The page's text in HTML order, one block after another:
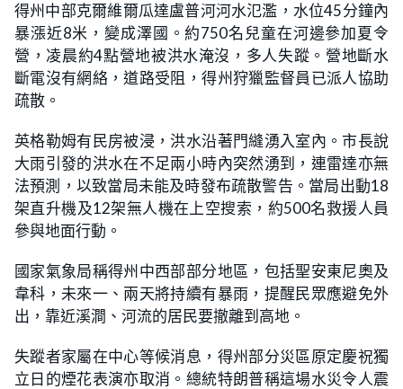
0
0
%
得州中部克爾維爾瓜達盧普河河水氾濫，水位45分鐘內
暴漲近8米，變成澤國。約750名兒童在河邊參加夏令
營，凌晨約4點營地被洪水淹沒，多人失蹤。營地斷水
斷電沒有網絡，道路受阻，得州狩獵監督員已派人協助
疏散。
英格勒姆有民房被浸，洪水沿著門縫湧入室內。市長說
大雨引發的洪水在不足兩小時內突然湧到，連雷達亦無
法預測，以致當局未能及時發布疏散警告。當局出動18
架直升機及12架無人機在上空搜索，約500名救援人員
參與地面行動。
國家氣象局稱得州中西部部分地區，包括聖安東尼奧及
韋科，未來一、兩天將持續有暴雨，提醒民眾應避免外
出，靠近溪澗、河流的居民要撤離到高地。
失蹤者家屬在中心等候消息，得州部分災區原定慶祝獨
立日的煙花表演亦取消。總統特朗普稱這場水災令人震